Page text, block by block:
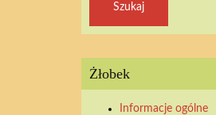
Żłobek
Informacje ogólne